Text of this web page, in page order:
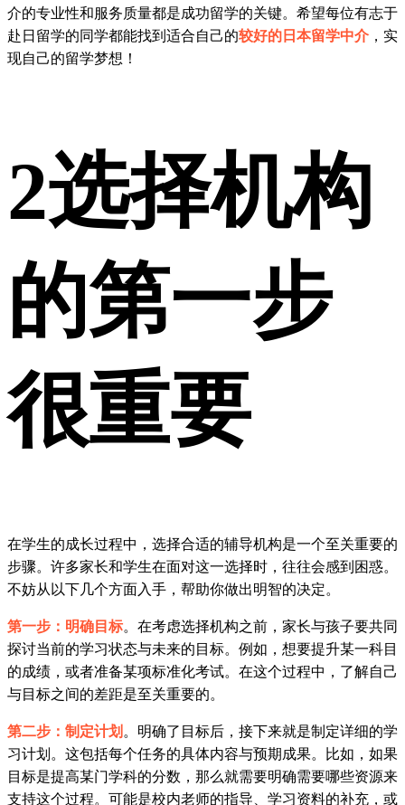
介的专业性和服务质量都是成功留学的关键。希望每位有志于
赴日留学的同学都能找到适合自己的较好的日本留学中介 ，实
现自己的留学梦想！
2选择机构
的第一步
很重要
在学生的成长过程中，选择合适的辅导机构是一个至关重要的
步骤。许多家长和学生在面对这一选择时，往往会感到困惑。
不妨从以下几个方面入手，帮助你做出明智的决定。
第一步：明确目标。在考虑选择机构之前，家长与孩子要共同
探讨当前的学习状态与未来的目标。例如，想要提升某一科目
的成绩，或者准备某项标准化考试。在这个过程中，了解自己
与目标之间的差距是至关重要的。
第二步：制定计划 。明确了目标后，接下来就是制定详细的学
习计划。这包括每个任务的具体内容与预期成果。比如，如果
目标是提高某门学科的分数，那么就需要明确需要哪些资源来
支持这个过程。可能是校内老师的指导、学习资料的补充，或